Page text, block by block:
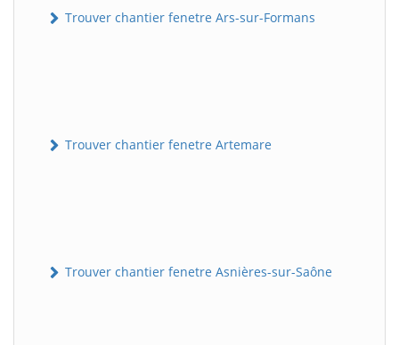
Trouver chantier fenetre Ars-sur-Formans
Trouver chantier fenetre Artemare
Trouver chantier fenetre Asnières-sur-Saône